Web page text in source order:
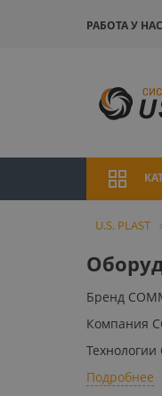
РАБОТА У НАС
U.S. PLAST
Бренд
Компания
Подробнее